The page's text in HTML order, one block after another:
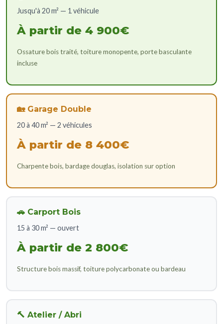
Jusqu'à 20 m² — 1 véhicule
À partir de 4 900€
Ossature bois traité, toiture monopente, porte basculante
incluse
🏡 Garage Double
20 à 40 m² — 2 véhicules
À partir de 8 400€
Charpente bois, bardage douglas, isolation sur option
🚗 Carport Bois
15 à 30 m² — ouvert
À partir de 2 800€
Structure bois massif, toiture polycarbonate ou bardeau
🔨 Atelier / Abri